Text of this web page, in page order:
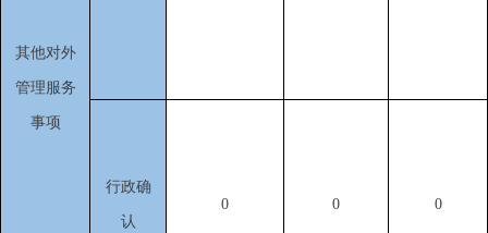
其他对外
管理服务
事项
行政确
认
0 0 0